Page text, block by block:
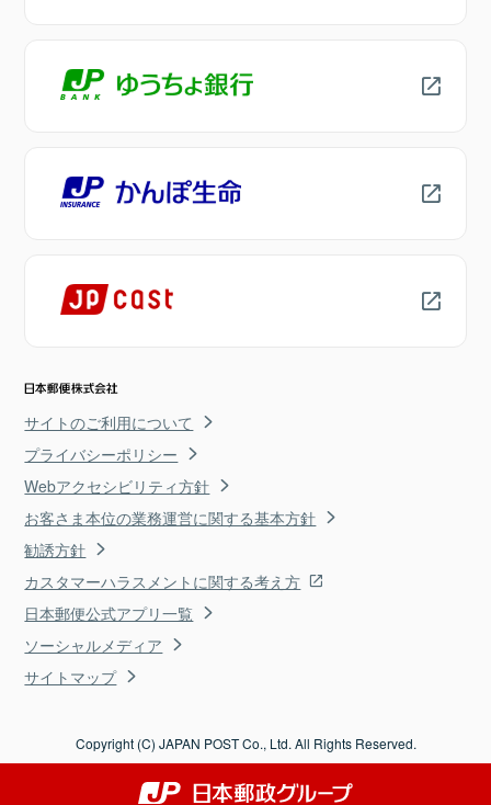
サイトのご利用について
プライバシーポリシー
Webアクセシビリティ方針
お客さま本位の業務運営に関する基本方針
勧誘方針
カスタマーハラスメントに関する考え方
日本郵便公式アプリ一覧
ソーシャルメディア
サイトマップ
Copyright (C) JAPAN POST Co., Ltd. All Rights Reserved.